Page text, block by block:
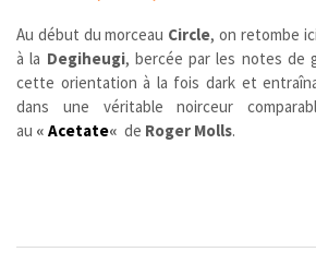
Au début du morceau Circle, on retombe
à la Degiheugi, bercée par les notes de
cette orientation à la fois dark et
dans une véritable noirceur
au « Acetate« de Roger Molls.